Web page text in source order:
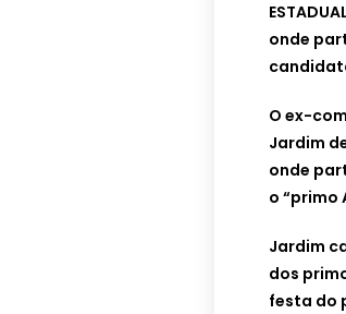
onde
O ex-
Jardim
onde
o “primo
Jardim
dos
festa do